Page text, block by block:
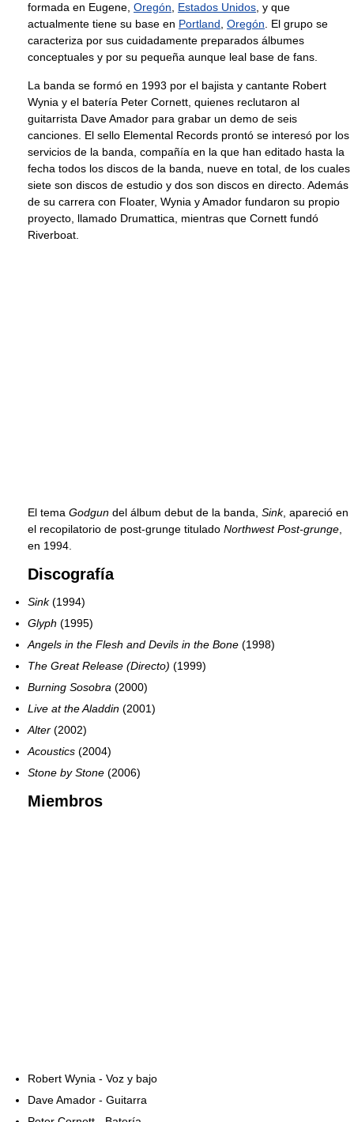
formada en Eugene, Oregón Estados Unidos , y que
actualmente tiene su base en Portland Oregón . El grupo se
caracteriza por sus cuidadamente preparados álbumes
conceptuales y por su pequeña aunque leal base de fans.
La banda se formó en 1993 por el bajista y cantante Robert
Wynia y el batería Peter Cornett, quienes reclutaron al
guitarrista Dave Amador para grabar un demo de seis
canciones. El sello Elemental Records prontó se interesó por los
servicios de la banda, compañía en la que han editado hasta la
fecha todos los discos de la banda, nueve en total, de los cuales
siete son discos de estudio y dos son discos en directo. Además
de su carrera con Floater, Wynia y Amador fundaron su propio
proyecto, llamado Drumattica, mientras que Cornett fundó
Riverboat.
El tema Godgun del álbum debut de la banda, Sink, apareció en
el recopilatorio de post-grunge titulado Northwest Post-grunge
en 1994.
Discografía
Sink(1994)
Glyph (1995)
Angels in the Flesh and Devils in the Bone (1998)
The Great Release (Directo) (1999)
Burning Sosobra (2000)
Live at the Aladdin (2001)
Alter (2002)
Acoustics (2004)
Stone by Stone (2006)
Miembros
Robert Wynia - Voz y bajo
Dave Amador - Guitarra